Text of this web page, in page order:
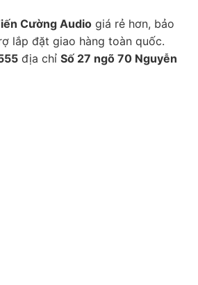
Cường Audio giá rẻ hơn, bảo
lắp đặt giao hàng toàn quốc.
địa chỉ Số 27 ngõ 70 Nguyễn